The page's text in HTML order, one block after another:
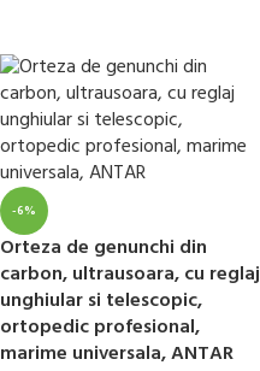
-6%
Orteza de genunchi din
carbon, ultrausoara, cu reglaj
unghiular si telescopic,
ortopedic profesional,
marime universala, ANTAR